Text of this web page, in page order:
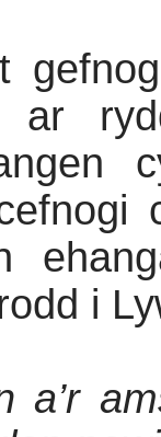
ar
i
a’r